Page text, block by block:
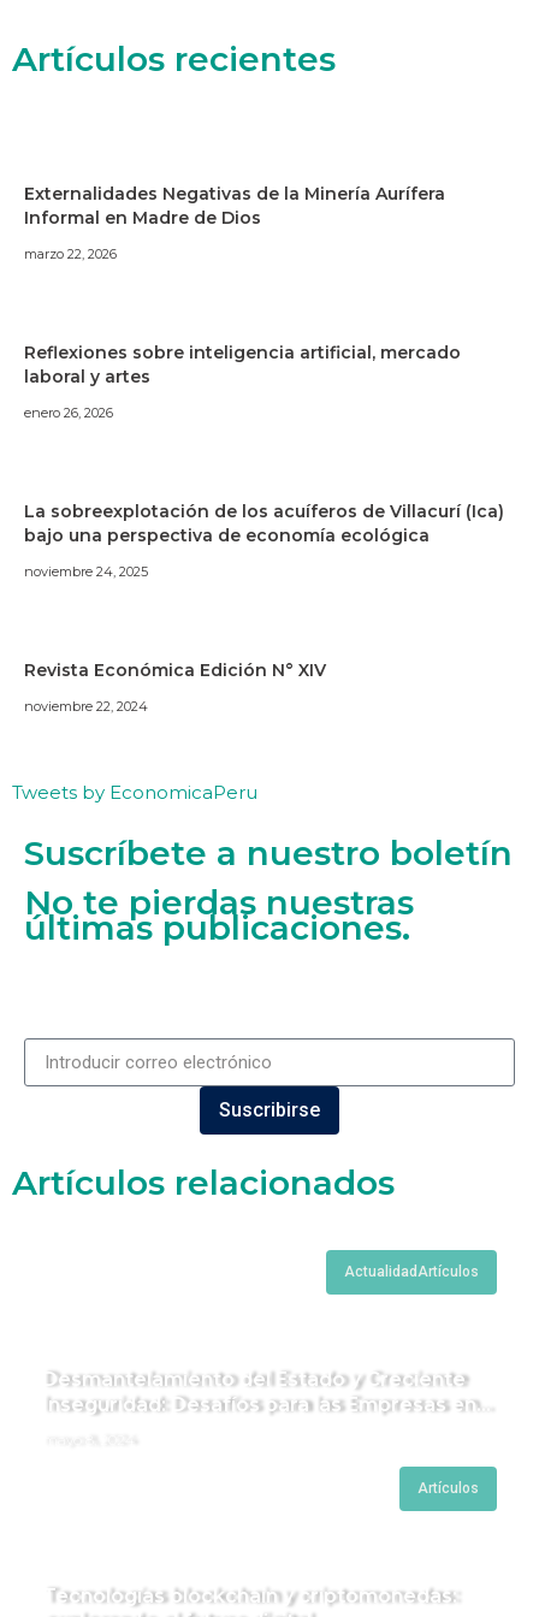
Artículos recientes
Externalidades Negativas de la Minería Aurífera
Informal en Madre de Dios
marzo 22, 2026
Reflexiones sobre inteligencia artificial, mercado
laboral y artes
enero 26, 2026
La sobreexplotación de los acuíferos de Villacurí (Ica)
bajo una perspectiva de economía ecológica
noviembre 24, 2025
Revista Económica Edición N° XIV
noviembre 22, 2024
Tweets by EconomicaPeru
Suscríbete a nuestro boletín
No te pierdas nuestras
últimas publicaciones.
Suscribirse
Artículos relacionados
ActualidadArtículos
Desmantelamiento del Estado y Creciente
Inseguridad: Desafíos para las Empresas en
Artículos
Tecnologías blockchain y criptomonedas: